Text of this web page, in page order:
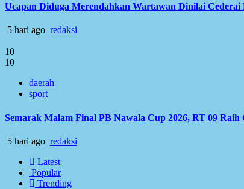
Ucapan Diduga Merendahkan Wartawan Dinilai
5 hari ago redaksi
10
10
daerah
sport
Semarak Malam Final PB Nawala Cup 2026, RT 09
5 hari ago redaksi
Latest
Popular
Trending